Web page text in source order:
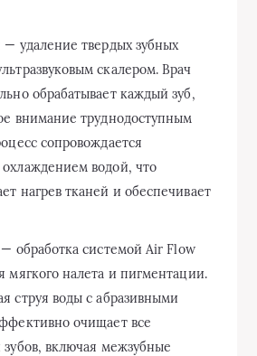
удаление твердых зубных
скалером. Врач
обрабатывает каждый зуб,
внимание труднодоступным
сопровождается
водой, что
нагрев тканей и обеспечивает
обработка системой Air Flow
мягкого налета и пигментации.
струя воды с абразивными
очищает все
зубов, включая межзубные